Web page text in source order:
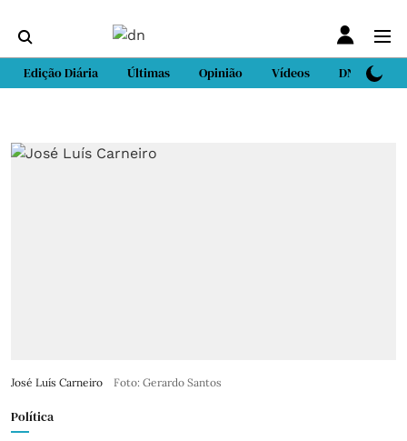
Edição Diária Últimas Opinião Vídeos DN Sport
José Luís Carneiro Foto: Gerardo Santos
Política